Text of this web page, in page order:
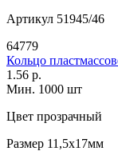
Артикул 51945/46
64779
Кольцо
1.56 р.
Мин. 1000 шт
Цвет прозрачный
Размер 11,5х17мм